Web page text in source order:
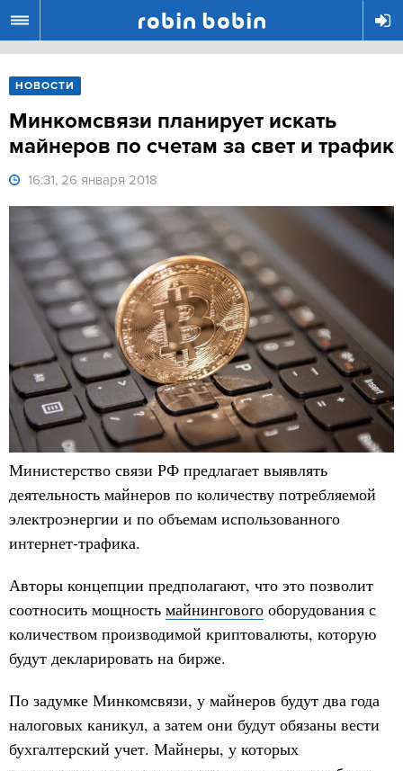
НОВОСТИ
Минкомсвязи планирует искать
майнеров по счетам за свет и трафик
16:31, 26 января 2018
Министерство связи РФ предлагает выявлять
деятельность майнеров по количеству потребляемой
электроэнергии и по объемам использованного
интернет-трафика.
Авторы концепции предполагают, что это позволит
соотносить мощность майнингового оборудования с
количеством производимой криптовалюты, которую
будут декларировать на бирже.
По задумке Минкомсвязи, у майнеров будут два года
налоговых каникул, а затем они будут обязаны вести
бухгалтерский учет. Майнеры, у которых